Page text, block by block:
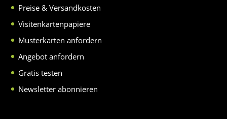
Preise & Versandkosten
Visitenkartenpapiere
Musterkarten anfordern
Angebot anfordern
Gratis testen
Newsletter abonnieren